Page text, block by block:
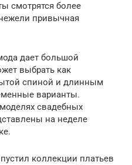
смотрятся более
привычная
дает большой
выбрать как
спиной и длинным
варианты.
свадебных
на неделе
коллекции платьев